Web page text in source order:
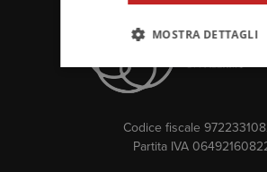
Codice fiscale
Partita IVA
MOSTRA DETTAGLI